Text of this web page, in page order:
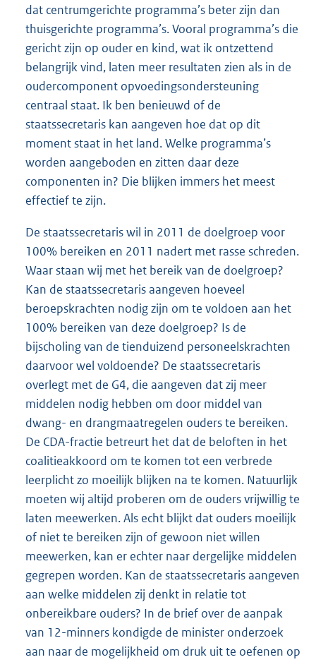
dat centrumgerichte programma’s beter zijn dan
thuisgerichte programma’s. Vooral programma’s die
gericht zijn op ouder en kind, wat ik ontzettend
belangrijk vind, laten meer resultaten zien als in de
oudercomponent opvoedingsondersteuning
centraal staat. Ik ben benieuwd of de
staatssecretaris kan aangeven hoe dat op dit
moment staat in het land. Welke programma’s
worden aangeboden en zitten daar deze
componenten in? Die blijken immers het meest
effectief te zijn.
De staatssecretaris wil in 2011 de doelgroep voor
100% bereiken en 2011 nadert met rasse schreden.
Waar staan wij met het bereik van de doelgroep?
Kan de staatssecretaris aangeven hoeveel
beroepskrachten nodig zijn om te voldoen aan het
100% bereiken van deze doelgroep? Is de
bijscholing van de tienduizend personeelskrachten
daarvoor wel voldoende? De staatssecretaris
overlegt met de G4, die aangeven dat zij meer
middelen nodig hebben om door middel van
dwang- en drangmaatregelen ouders te bereiken.
De CDA-fractie betreurt het dat de beloften in het
coalitieakkoord om te komen tot een verbrede
leerplicht zo moeilijk blijken na te komen. Natuurlijk
moeten wij altijd proberen om de ouders vrijwillig te
laten meewerken. Als echt blijkt dat ouders moeilijk
of niet te bereiken zijn of gewoon niet willen
meewerken, kan er echter naar dergelijke middelen
gegrepen worden. Kan de staatssecretaris aangeven
aan welke middelen zij denkt in relatie tot
onbereikbare ouders? In de brief over de aanpak
van 12-minners kondigde de minister onderzoek
aan naar de mogelijkheid om druk uit te oefenen op